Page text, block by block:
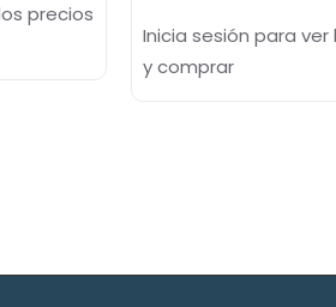
precios
Inicia sesión para ver
y comprar